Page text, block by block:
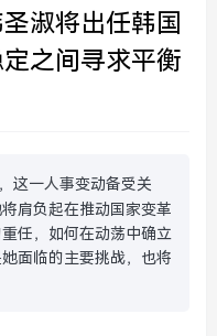
淑将出任韩国
之间寻求平衡
这一人事变动备受关
肩负起在推动国家变革
任，如何在动荡中确立
面临的主要挑战，也将